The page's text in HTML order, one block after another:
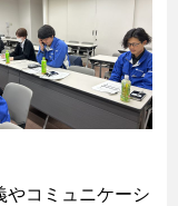
やコミュニケーシ